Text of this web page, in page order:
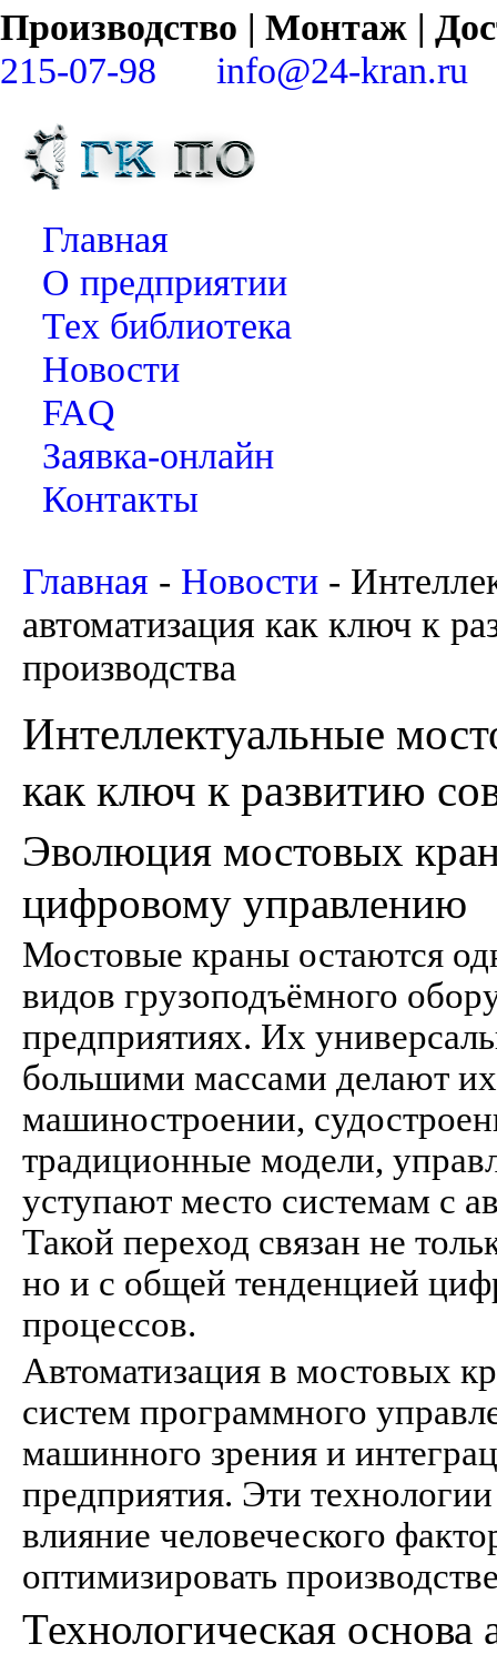
Производство | Монтаж |
215-07-98
info@24-kran.ru
Главная
О предприятии
Тех библиотека
Новости
FAQ
Заявка-онлайн
Контакты
Главная - Новости -
автоматизация как ключ к
производства
Интеллектуальные
как ключ к развитию
Эволюция мостовых
цифровому управлению
Мостовые краны остаются
видов грузоподъёмного
предприятиях. Их
большими массами делают
машиностроении,
традиционные модели,
уступают место системам с
Такой переход связан не
но и с общей тенденцией
процессов.
Автоматизация в мостовых
систем программного
машинного зрения и
предприятия. Эти
влияние человеческого
оптимизировать
Технологическая основа